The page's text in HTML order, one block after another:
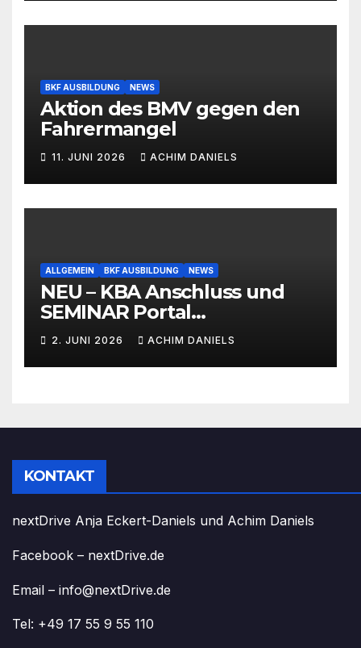
BKF AUSBILDUNG NEWS
Aktion des BMV gegen den
Fahrermangel
11. JUNI 2026 ACHIM DANIELS
ALLGEMEIN BKF AUSBILDUNG NEWS
NEU – KBA Anschluss und
SEMINAR Portal
AKTIONSPREISE!!! Bis zu 50%
RABATT
2. JUNI 2026 ACHIM DANIELS
KONTAKT
nextDrive Anja Eckert-Daniels und Achim Daniels
Facebook – nextDrive.de
Email – info@nextDrive.de
Tel: +49 17 55 9 55 110